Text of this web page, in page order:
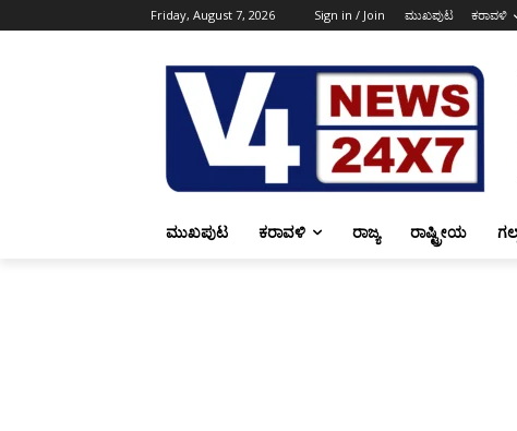
Friday, August 7, 2026 Sign in / Join ಮುಖಪುಟ ಕರಾವಳಿ
ಮುಖಪುಟ ಕರಾವಳಿ ರಾಜ್ಯ ರಾಷ್ಟ್ರೀಯ